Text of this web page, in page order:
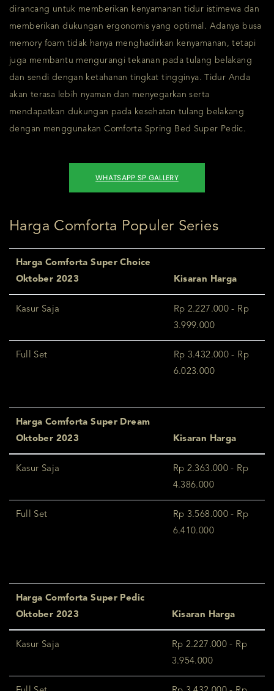
dirancang untuk memberikan kenyamanan tidur istimewa dan
memberikan dukungan ergonomis yang optimal. Adanya busa
memory foam tidak hanya menghadirkan kenyamanan, tetapi
juga membantu mengurangi tekanan pada tulang belakang
dan sendi dengan ketahanan tingkat tingginya. Tidur Anda
akan terasa lebih nyaman dan menyegarkan serta
mendapatkan dukungan pada kesehatan tulang belakang
dengan menggunakan Comforta Spring Bed Super Pedic.
WHATSAPP SP GALLERY
Harga Comforta Populer Series
Harga Comforta Super Choice
Oktober 2023
Kisaran Harga
Kasur Saja
Rp 2.227.000 - Rp
3.999.000
Full Set
Rp 3.432.000 - Rp
6.023.000
Harga Comforta Super Dream
Oktober 2023
Kisaran Harga
Kasur Saja
Rp 2.363.000 - Rp
4.386.000
Full Set
Rp 3.568.000 - Rp
6.410.000
Harga Comforta Super Pedic
Oktober 2023
Kisaran Harga
Kasur Saja
Rp 2.227.000 - Rp
3.954.000